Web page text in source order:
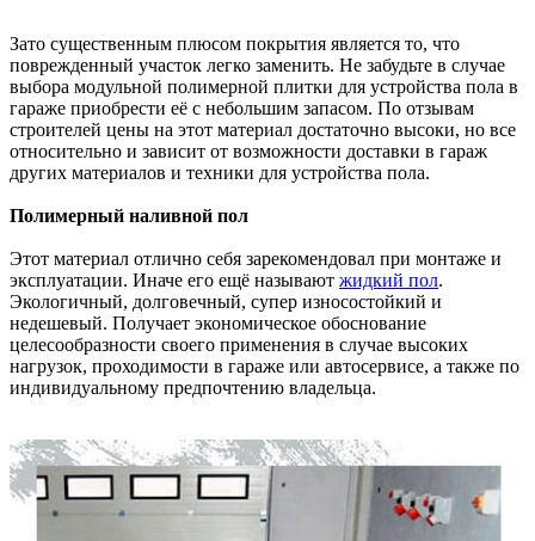
Зато существенным плюсом покрытия является то, что
поврежденный участок легко заменить. Не забудьте в случае
выбора модульной полимерной плитки для устройства пола в
гараже приобрести её с небольшим запасом. По отзывам
строителей цены на этот материал достаточно высоки, но все
относительно и зависит от возможности доставки в гараж
других материалов и техники для устройства пола.
Полимерный наливной пол
Этот материал отлично себя зарекомендовал при монтаже и
эксплуатации. Иначе его ещё называют жидкий пол.
Экологичный, долговечный, супер износостойкий и
недешевый. Получает экономическое обоснование
целесообразности своего применения в случае высоких
нагрузок, проходимости в гараже или автосервисе, а также по
индивидуальному предпочтению владельца.